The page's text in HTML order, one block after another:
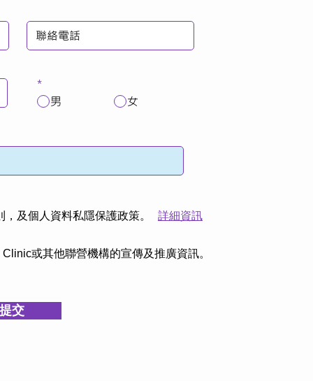
*
男
女
及個人資料私隱保護政策。 詳細資訊
或其他聯營機構的宣傳及推廣資訊。
交